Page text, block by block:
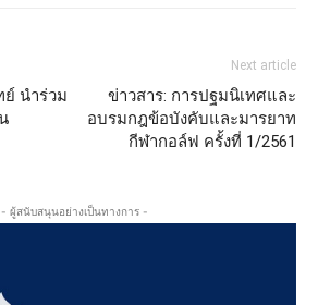
ย์ นำร่วม
Next article
ข่าวสาร: การปฐมนิเทศและ
อบรมกฎข้อบังคับและมารยาท
กีฬากอล์ฟ ครั้งที่ 1/2561
- ผู้สนับสนุนอย่างเป็นทางการ -